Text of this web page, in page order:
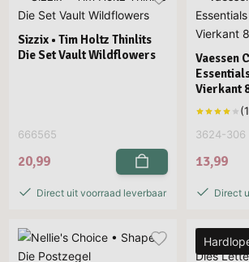
Sizzix • Tim Holtz Thinlits
Die Set Vault Wildflowers
666565
20,99
Direct uit voorraad leverbaar
Vaessen
Vierkant
3624-306
13,99
Direct